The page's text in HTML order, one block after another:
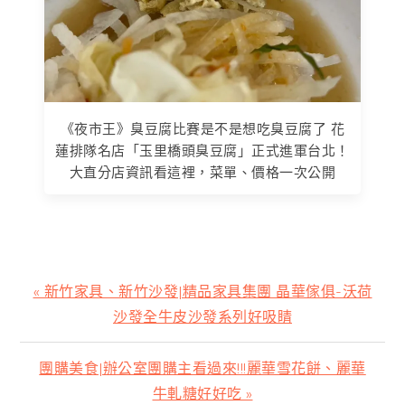
《夜市王》臭豆腐比賽是不是想吃臭豆腐了 花
蓮排隊名店「玉里橋頭臭豆腐」正式進軍台北！
大直分店資訊看這裡，菜單、價格一次公開
上
篇
文
« 新竹家具、新竹沙發|精品家具集團 晶華傢俱-沃荷
沙發全牛皮沙發系列好吸睛
下
團購美食|辦公室團購主看過來!!!麗華雪花餅、麗華
牛軋糖好好吃 »